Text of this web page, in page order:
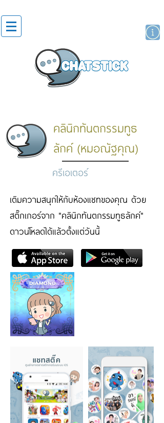
คลินิกทันตกรรมทูธ
ลักค์ (หมอณัฐคุณ)
ครีเอเตอร์
เติมความสนุกให้กับห้องแชทของคุณ ด้วย
สติ๊กเกอร์จาก "คลินิกทันตกรรมทูธลักค์"
ดาวน์โหลดได้แล้วตั้งแต่วันนี้